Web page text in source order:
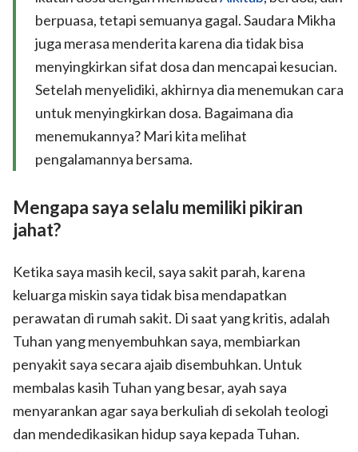
berpuasa, tetapi semuanya gagal. Saudara Mikha
juga merasa menderita karena dia tidak bisa
menyingkirkan sifat dosa dan mencapai kesucian.
Setelah menyelidiki, akhirnya dia menemukan cara
untuk menyingkirkan dosa. Bagaimana dia
menemukannya? Mari kita melihat
pengalamannya bersama.
Mengapa saya selalu memiliki pikiran
jahat?
Ketika saya masih kecil, saya sakit parah, karena
keluarga miskin saya tidak bisa mendapatkan
perawatan di rumah sakit. Di saat yang kritis, adalah
Tuhan yang menyembuhkan saya, membiarkan
penyakit saya secara ajaib disembuhkan. Untuk
membalas kasih Tuhan yang besar, ayah saya
menyarankan agar saya berkuliah di sekolah teologi
dan mendedikasikan hidup saya kepada Tuhan.